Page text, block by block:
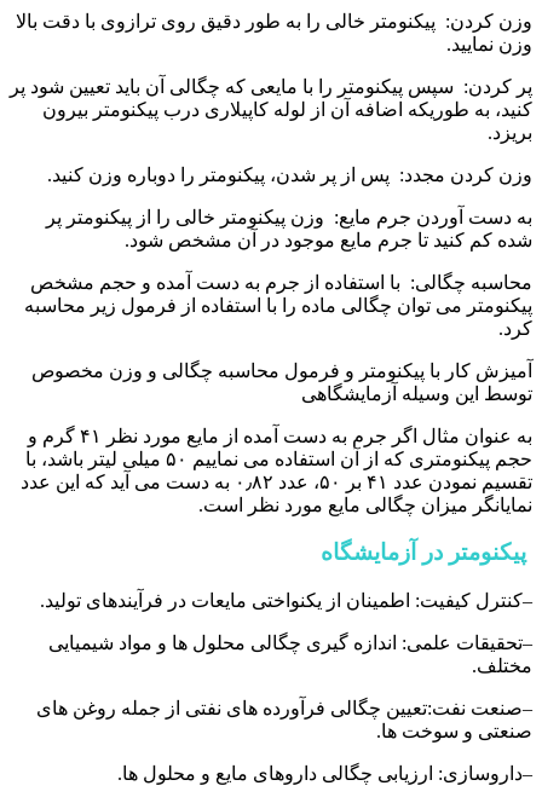
وزن کردن: پیکنومتر خالی را به طور دقیق روی ترازوی با دقت بالا
وزن نمایید.
پر کردن: سپس پیکنومتر را با مایعی که چگالی آن باید تعیین شود پر
کنید، به طوریکه اضافه آن از لوله کاپیلاری درب پیکنومتر بیرون
بریزد.
وزن کردن مجدد: پس از پر شدن، پیکنومتر را دوباره وزن کنید.
به دست آوردن جرم مایع: وزن پیکنومتر خالی را از پیکنومتر پر
شده کم کنید تا جرم مایع موجود در آن مشخص شود.
محاسبه چگالی: با استفاده از جرم به دست آمده و حجم مشخص
پیکنومتر می توان چگالی ماده را با استفاده از فرمول زیر محاسبه
کرد.
آمیزش کار با پیکنومتر و فرمول محاسبه چگالی و وزن مخصوص
توسط این وسیله آزمایشگاهی
به عنوان مثال اگر جرم به دست آمده از مایع مورد نظر ۴۱ گرم و
حجم پیکنومتری که از آن استفاده می نماییم ۵۰ میلی لیتر باشد، با
تقسیم نمودن عدد ۴۱ بر ۵۰، عدد ۰٫۸۲ به دست می آید که این عدد
نمایانگر میزان چگالی مایع مورد نظر است.
پیکنومتر در آزمایشگاه
–کنترل کیفیت: اطمینان از یکنواختی مایعات در فرآیندهای تولید.
–تحقیقات علمی: اندازه گیری چگالی محلول ها و مواد شیمیایی
مختلف.
–صنعت نفت:تعیین چگالی فرآورده های نفتی از جمله روغن های
صنعتی و سوخت ها.
–داروسازی: ارزیابی چگالی داروهای مایع و محلول ها.